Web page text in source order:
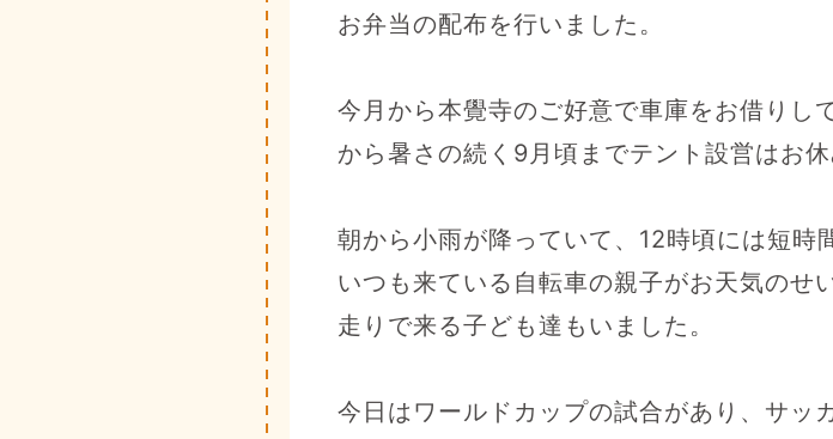
お弁当の配布を行いました。
今月から本覺寺のご好意で車庫をお借りし
から暑さの続く9月頃までテント設営はお休
朝から小雨が降っていて、12時頃には短時
いつも来ている自転車の親子がお天気のせ
走りで来る子ども達もいました。
今日はワールドカップの試合があり、サッ